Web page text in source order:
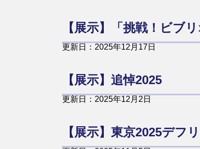
【展示】「挑戦！ビブ
更新日：2025年12月17日
【展示】追悼2025
更新日：2025年12月2日
【展示】東京2025デフ